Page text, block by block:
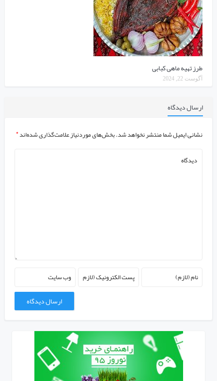
طرز تهیه ماهی کبابی
آگوست 22, 2024
ارسال دیدگاه
نشانی ایمیل شما منتشر نخواهد شد.بخش‌های موردنیاز علامت‌گذاری شده‌اند*